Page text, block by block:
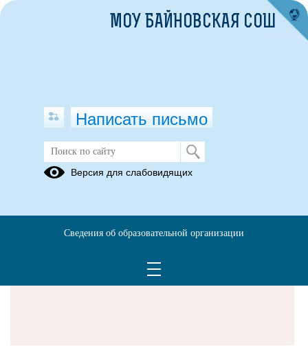
МОУ БАЙНОВСКАЯ СОШ
Написать письмо
Версия для слабовидящих
Сведения об образовательной организации